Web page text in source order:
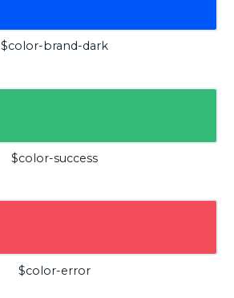
$color-brand-dark
$color-success
$color-error